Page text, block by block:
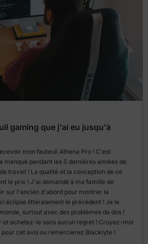
gaming que j'ai eu jusqu'à
mon fauteuil Athena Pro ! C'est
manqué pendant les 5 dernières années de
travail ! La qualité et la conception de ce
le prix ! J'ai demandé à ma famille de
sur l'ancien d'abord pour montrer la
éclipse littéralement le précédent ! Je le
surtout avec des problèmes de dos !
et achetez-le sans aucun regret ! Croyez-moi
pour cet avis ou remercierez Blacklyte !